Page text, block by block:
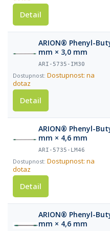
Detail
ARION® Phenyl-
mm × 3,0 mm
ARI-5735-IM30
Dostupnost: na
dotaz
Detail
ARION® Phenyl-
mm × 4,6 mm
ARI-5735-LM46
Dostupnost: na
dotaz
Detail
ARION® Phenyl-
mm × 4,6 mm